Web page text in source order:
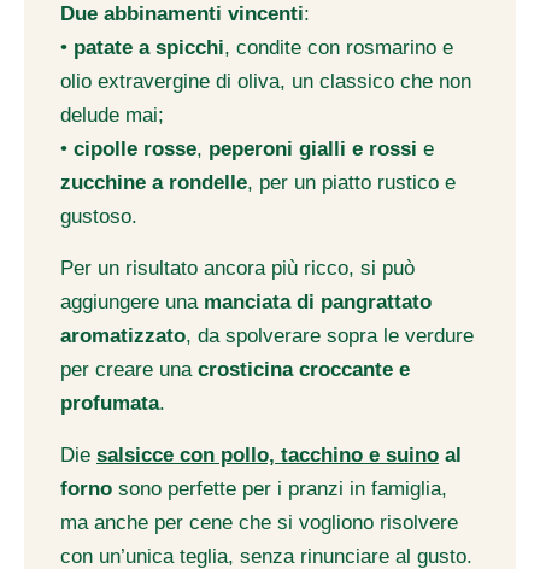
Due abbinamenti vincenti:
• patate a spicchi, condite con rosmarino e
olio extravergine di oliva, un classico che non
delude mai;
• cipolle rosse, peperoni gialli e rossi e
zucchine a rondelle, per un piatto rustico e
gustoso.
Per un risultato ancora più ricco, si può
aggiungere una manciata di pangrattato
aromatizzato, da spolverare sopra le verdure
per creare una crosticina croccante e
profumata.
Die salsicce con pollo, tacchino e suino al
forno sono perfette per i pranzi in famiglia,
ma anche per cene che si vogliono risolvere
con un’unica teglia, senza rinunciare al gusto.